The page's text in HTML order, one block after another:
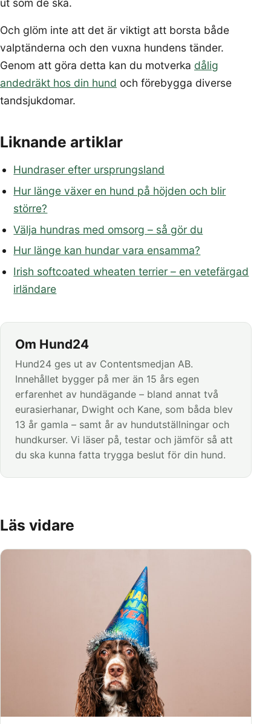
ut som de ska.
Och glöm inte att det är viktigt att borsta både
valptänderna och den vuxna hundens tänder.
Genom att göra detta kan du motverka dålig
andedräkt hos din hund och förebygga diverse
tandsjukdomar.
Liknande artiklar
Hundraser efter ursprungsland
Hur länge växer en hund på höjden och blir
större?
Välja hundras med omsorg – så gör du
Hur länge kan hundar vara ensamma?
Irish softcoated wheaten terrier – en vetefärgad
irländare
Om Hund24
Hund24 ges ut av Contentsmedjan AB.
Innehållet bygger på mer än 15 års egen
erfarenhet av hundägande – bland annat två
eurasierhanar, Dwight och Kane, som båda blev
13 år gamla – samt år av hundutställningar och
hundkurser. Vi läser på, testar och jämför så att
du ska kunna fatta trygga beslut för din hund.
Läs vidare